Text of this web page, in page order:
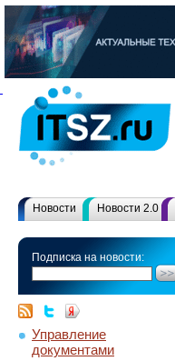
Новости Новости 2.0
Подписка на новости:
Управление
документами